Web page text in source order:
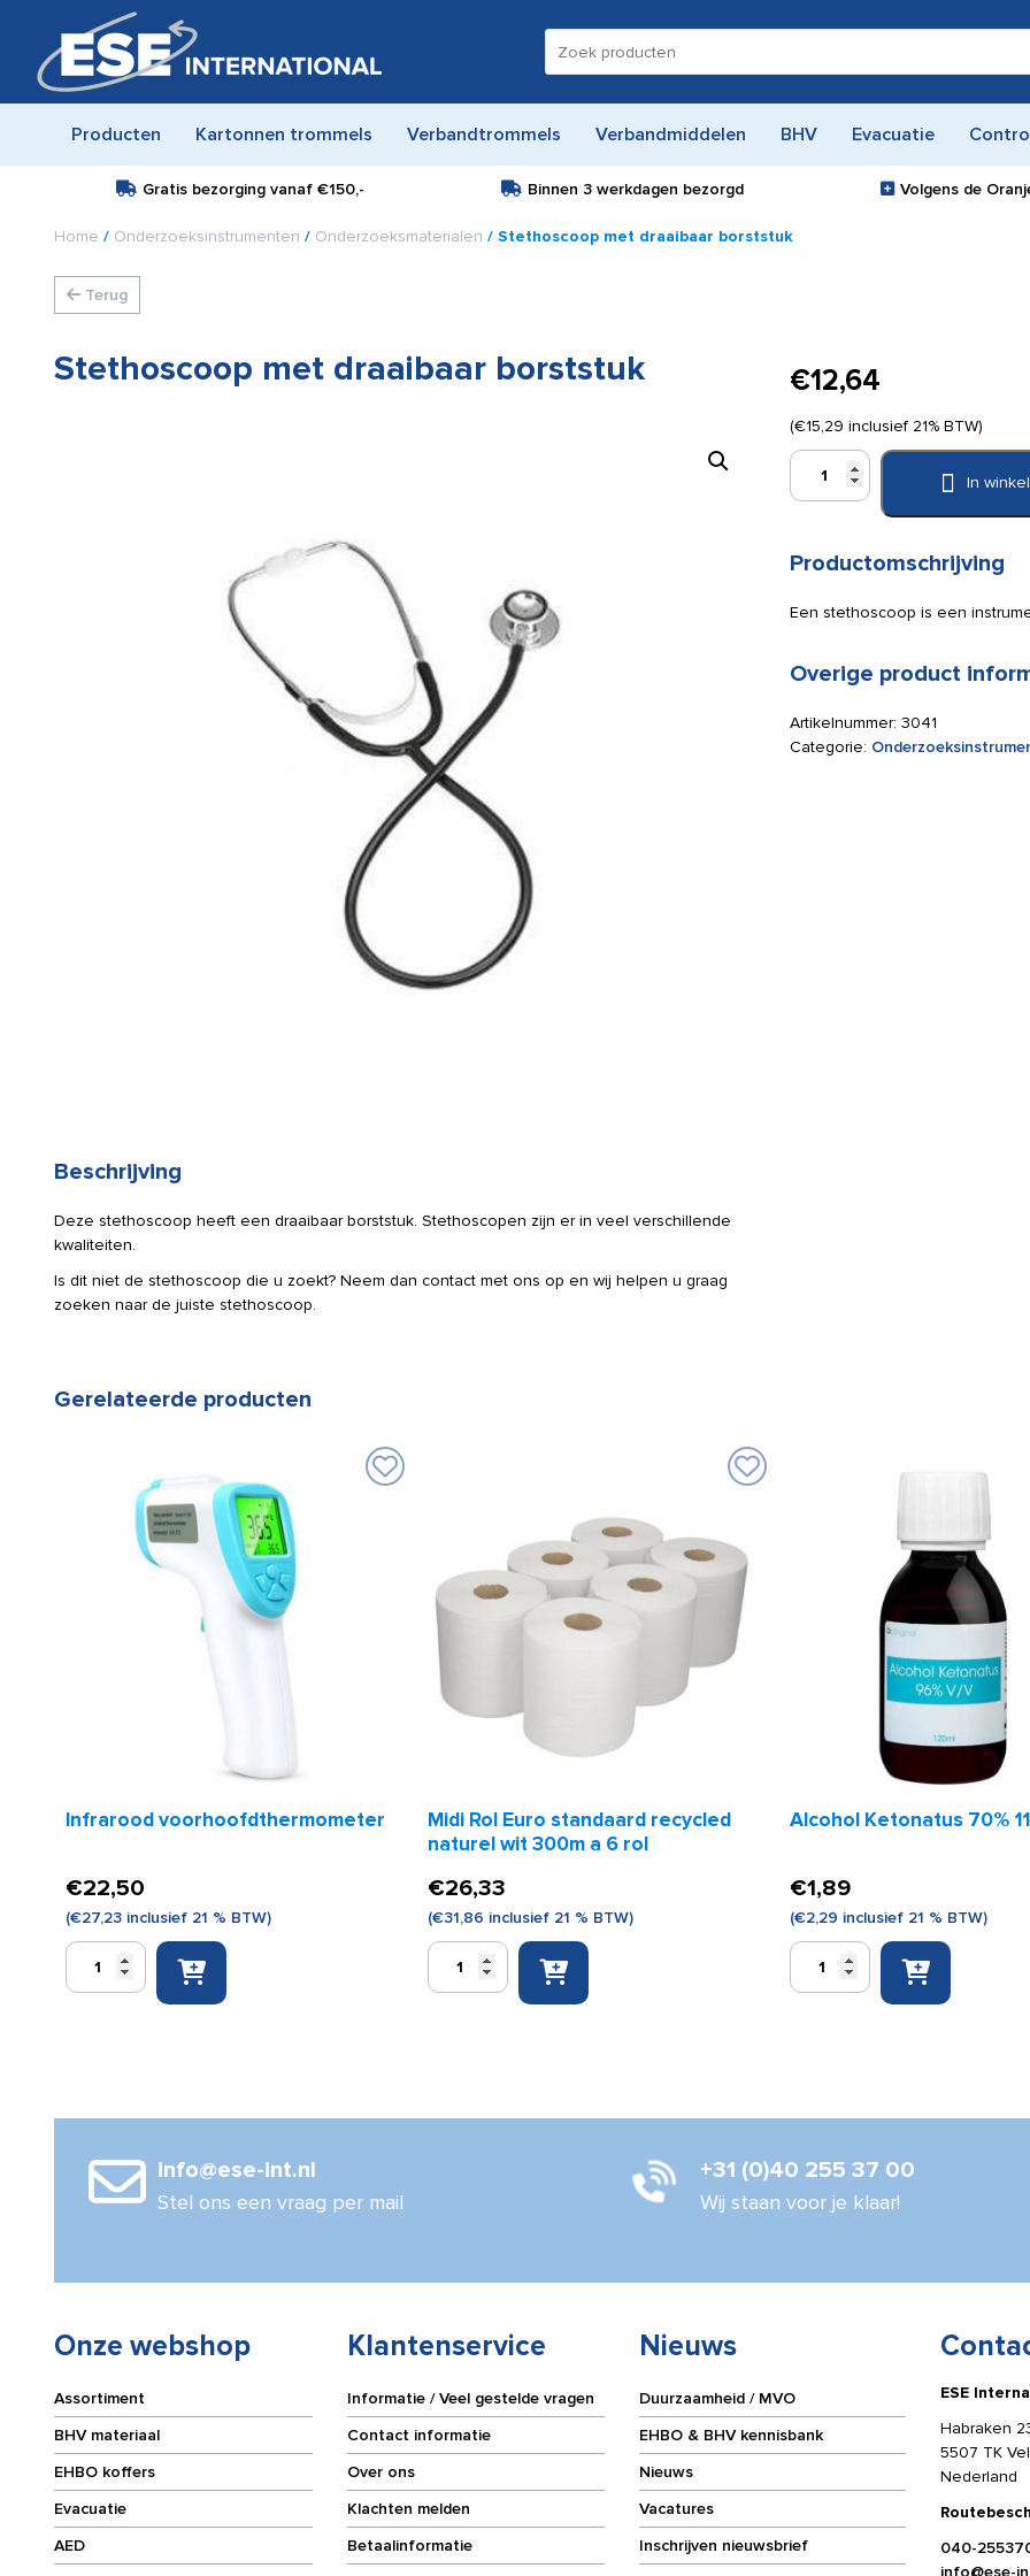
naar:
Producten Kartonnen trommels Verbandtrommels Verbandmiddelen BHV Evacuatie
Gratis bezorging vanaf€150,- Binnen 3 werkdagen bezorgd Volgens de
Home / Onderzoeksinstrumenten / Onderzoeksmaterialen / Stethoscoop met draaibaar borststuk
Terug
Stethoscoop met draaibaar borststuk
Beschrijving
Deze stethoscoop heeft een draaibaar borststuk. Stethoscopen zijn er in veel verschillende
kwaliteiten.
Is dit niet de stethoscoop die u zoekt? Neem dan contact met ons op en wij helpen u graag
zoeken naar de juiste stethoscoop.
€12,64
(€15,29 inclusief 21% BTW)
Stethoscoop
aantal
In
Productomschrijving
Een stethoscoop is een
Overige product
Artikelnummer: 3041
Categorie:
Gerelateerde producten
Infrarood voorhoofdthermometer
€22,50
(€27,23 inclusief 21 % BTW)
Infrarood
voorhoofdthermometer
Midi Rol Euro standaard recycled
naturel wit 300m a 6 rol
€26,33
(€31,86 inclusief 21 % BTW)
Midi
300m
Alcohol Ketonatus 70%
€1,89
(€2,29 inclusief 21 % BTW)
Alcohol
Ketonatus
info@ese-int.nl
Stel ons een vraag per mail
+31 (0)40 255 37 00
Wij staan voor je klaar!
Onze webshop
Assortiment
BHV materiaal
EHBO koffers
Evacuatie
AED
Klantenservice
Informatie / Veel gestelde vragen
Contact informatie
Over ons
Klachten melden
Betaalinformatie
Nieuws
Duurzaamheid / MVO
EHBO & BHV kennisbank
Nieuws
Vacatures
Inschrijven nieuwsbrief
ESE
Habraken
5507 TK
Nederland
040-
info@ese-